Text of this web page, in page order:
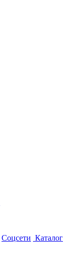
Соцсети Каталог